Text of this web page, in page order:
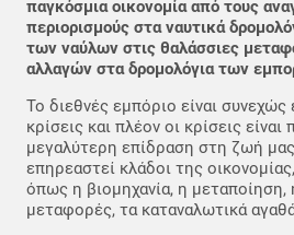
παγκόσμια οικονομία από τους
περιορισμούς στα ναυτικά
των ναύλων στις θαλάσσιες
αλλαγών στα δρομολόγια των
Το διεθνές εμπόριο είναι συνεχώς
κρίσεις και πλέον οι κρίσεις είναι
μεγαλύτερη επίδραση στη ζωή
επηρεαστεί κλάδοι της
όπως η βιομηχανία, η μεταποίηση,
μεταφορές, τα καταναλωτικά